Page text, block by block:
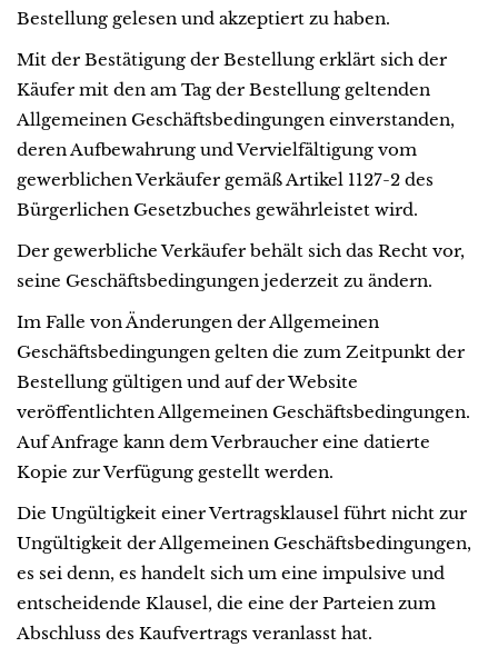
Bestellung gelesen und akzeptiert zu haben.
Mit der Bestätigung der Bestellung erklärt sich der
Käufer mit den am Tag der Bestellung geltenden
Allgemeinen Geschäftsbedingungen einverstanden,
deren Aufbewahrung und Vervielfältigung vom
gewerblichen Verkäufer gemäß Artikel 1127-2 des
Bürgerlichen Gesetzbuches gewährleistet wird.
Der gewerbliche Verkäufer behält sich das Recht vor,
seine Geschäftsbedingungen jederzeit zu ändern.
Im Falle von Änderungen der Allgemeinen
Geschäftsbedingungen gelten die zum Zeitpunkt der
Bestellung gültigen und auf der Website
veröffentlichten Allgemeinen Geschäftsbedingungen.
Auf Anfrage kann dem Verbraucher eine datierte
Kopie zur Verfügung gestellt werden.
Die Ungültigkeit einer Vertragsklausel führt nicht zur
Ungültigkeit der Allgemeinen Geschäftsbedingungen,
es sei denn, es handelt sich um eine impulsive und
entscheidende Klausel, die eine der Parteien zum
Abschluss des Kaufvertrags veranlasst hat.